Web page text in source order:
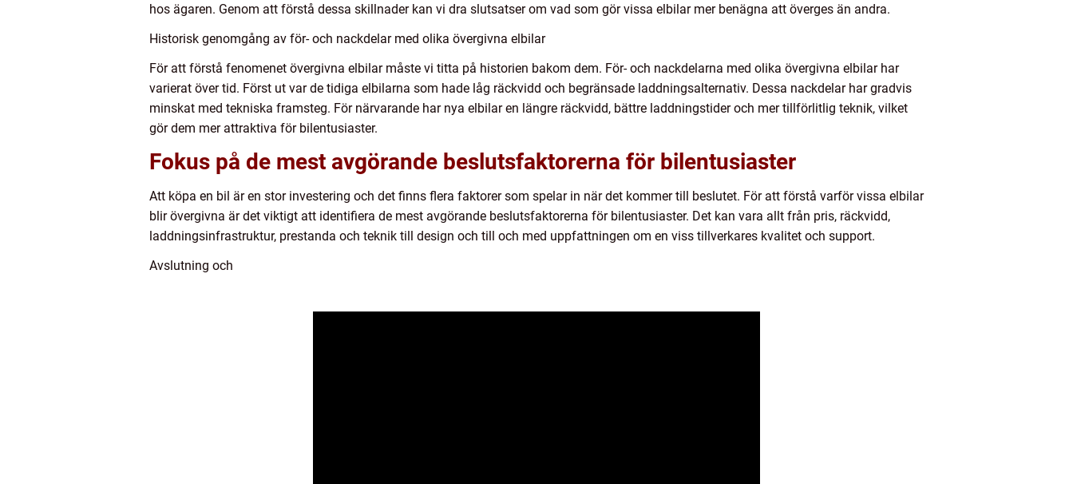
hos ägaren. Genom att förstå dessa skillnader kan vi dra slutsatser om vad som gör vissa elbilar mer benägna att överges än andra.
Historisk genomgång av för- och nackdelar med olika övergivna elbilar
För att förstå fenomenet övergivna elbilar måste vi titta på historien bakom dem. För- och nackdelarna med olika övergivna elbilar har
varierat över tid. Först ut var de tidiga elbilarna som hade låg räckvidd och begränsade laddningsalternativ. Dessa nackdelar har gradvis
minskat med tekniska framsteg. För närvarande har nya elbilar en längre räckvidd, bättre laddningstider och mer tillförlitlig teknik, vilket
gör dem mer attraktiva för bilentusiaster.
Fokus på de mest avgörande beslutsfaktorerna för bilentusiaster
Att köpa en bil är en stor investering och det finns flera faktorer som spelar in när det kommer till beslutet. För att förstå varför vissa elbilar
blir övergivna är det viktigt att identifiera de mest avgörande beslutsfaktorerna för bilentusiaster. Det kan vara allt från pris, räckvidd,
laddningsinfrastruktur, prestanda och teknik till design och till och med uppfattningen om en viss tillverkares kvalitet och support.
Avslutning och